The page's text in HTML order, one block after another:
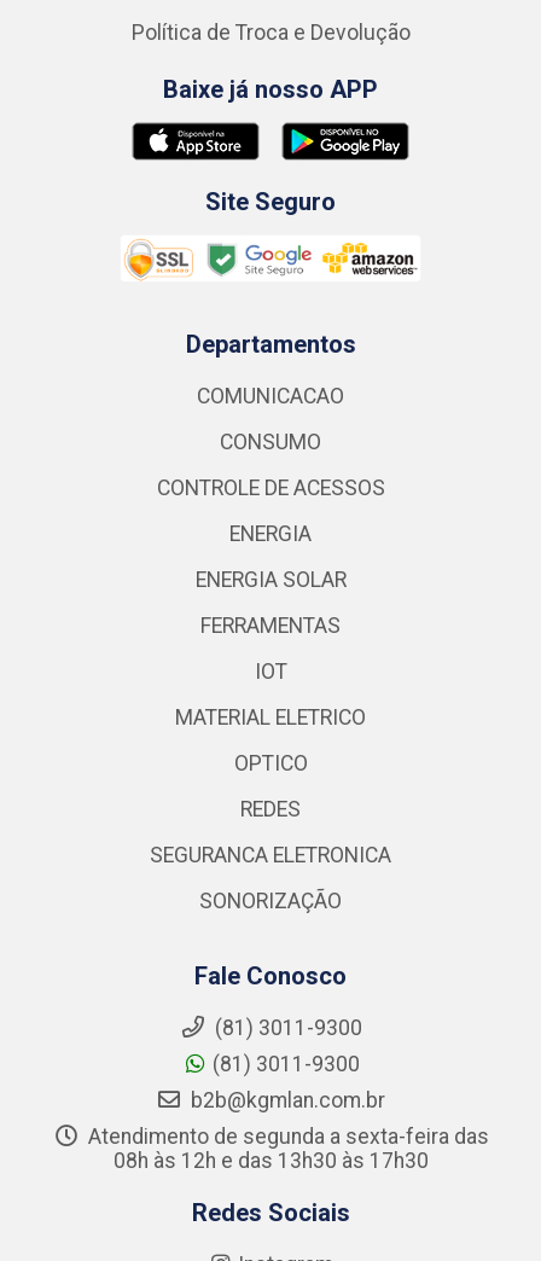
Política de Troca e Devolução
Baixe já nosso APP
Site Seguro
Departamentos
COMUNICACAO
CONSUMO
CONTROLE DE ACESSOS
ENERGIA
ENERGIA SOLAR
FERRAMENTAS
IOT
MATERIAL ELETRICO
OPTICO
REDES
SEGURANCA ELETRONICA
SONORIZAÇÃO
Fale Conosco
(81) 3011-9300
(81) 3011-9300
b2b@kgmlan.com.br
Atendimento de segunda a sexta-feira das
08h às 12h e das 13h30 às 17h30
Redes Sociais